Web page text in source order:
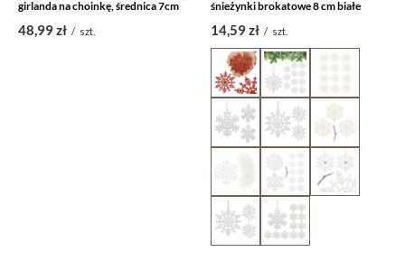
girlanda na choinkę, średnica 7cm
48,99 zł / szt.
śnieżynki brokatowe 8 cm białe
14,59 zł / szt.